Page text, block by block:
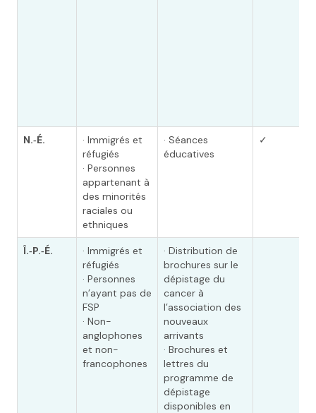
N.‑É.
· Immigrés et
réfugiés
· Personnes
appartenant à
des minorités
raciales ou
ethniques
· Séances
éducatives
✓
Î.‑P.‑É.
· Immigrés et
réfugiés
· Personnes
n’ayant pas de
FSP
· Non-
anglophones
et non-
francophones
· Distribution de
brochures sur le
dépistage du
cancer à
l’association des
nouveaux
arrivants
· Brochures et
lettres du
programme de
dépistage
disponibles en